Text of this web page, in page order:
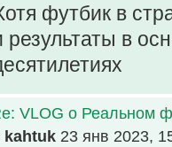
футбик в
результаты в
VLOG о Реальном
kahtuk 23 янв 2023,